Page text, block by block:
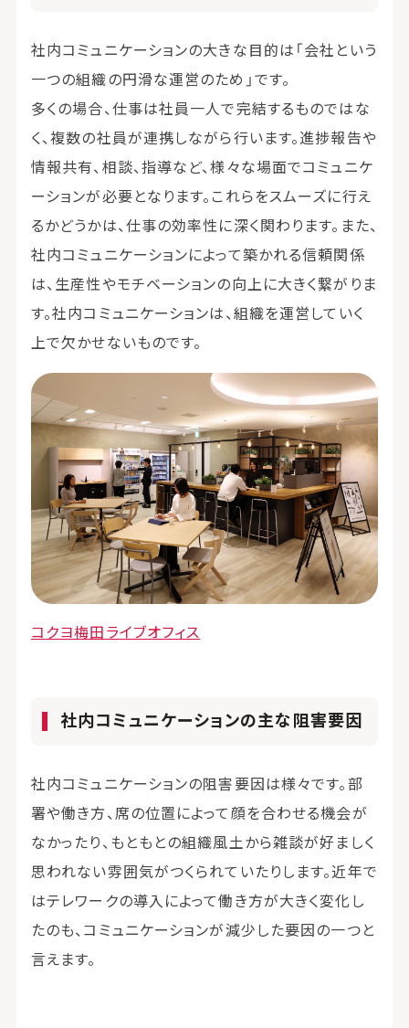
社内コミュニケーションの大きな目的は「会社という
一つの組織の円滑な運営のため」です。
多くの場合、仕事は社員一人で完結するものではな
く、複数の社員が連携しながら行います。進捗報告や
情報共有、相談、指導など、様々な場面でコミュニケ
ーションが必要となります。これらをスムーズに行え
るかどうかは、仕事の効率性に深く関わります。また、
社内コミュニケーションによって築かれる信頼関係
は、生産性やモチベーションの向上に大きく繋がりま
す。社内コミュニケーションは、組織を運営していく
上で欠かせないものです。
コクヨ梅田ライブオフィス
社内コミュニケーションの主な阻害要因
社内コミュニケーションの阻害要因は様々です。部
署や働き方、席の位置によって顔を合わせる機会が
なかったり、もともとの組織風土から雑談が好ましく
思われない雰囲気がつくられていたりします。近年で
はテレワークの導入によって働き方が大きく変化し
たのも、コミュニケーションが減少した要因の一つと
言えます。